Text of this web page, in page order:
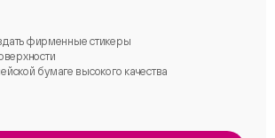
фирменные стикеры
бумаге высокого качества